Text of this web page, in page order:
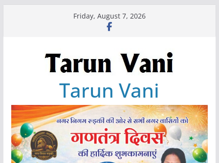
Friday, August 7, 2026
Tarun Vani